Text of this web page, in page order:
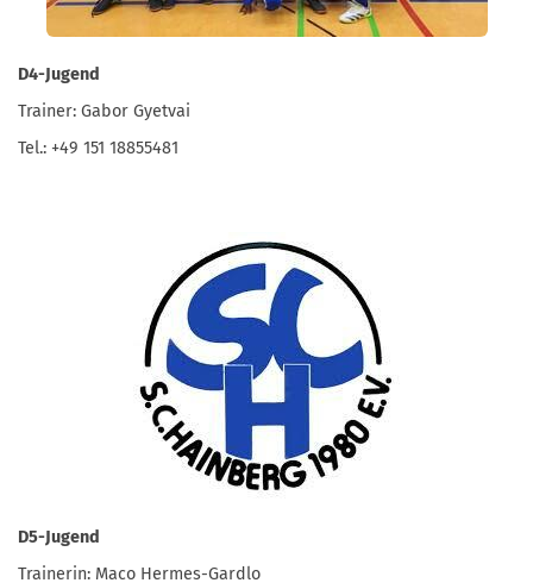
D4-Jugend
Trainer: Gabor Gyetvai
Tel.: +49 151 18855481
D5-Jugend
Trainerin: Maco Hermes-Gardlo